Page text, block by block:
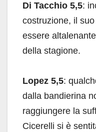
Di Tacchio 5,5:
costruzione, il
essere
della stagione.
Lopez 5,5:
dalla bandierina
raggiungere la
Cicerelli si è